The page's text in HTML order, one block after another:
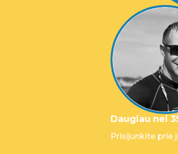
Daugiau nei
Prisijunkite prie